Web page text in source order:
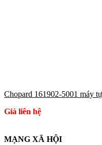
Chopard 161902-5001 máy
Giá liên hệ
MẠNG XÃ HỘI